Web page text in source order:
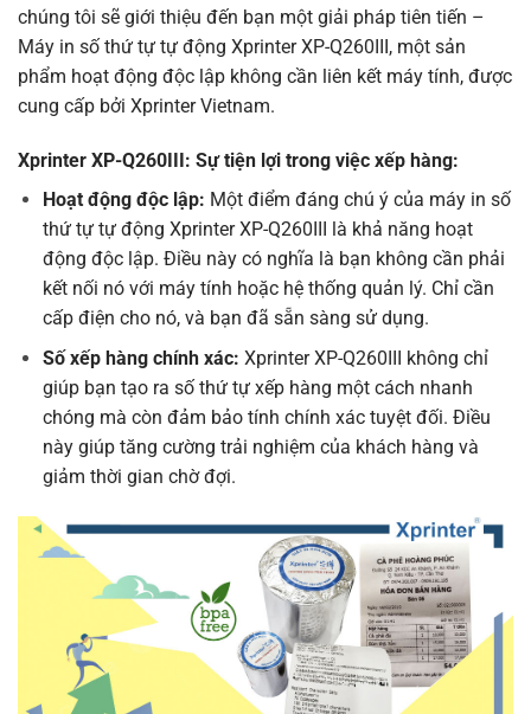
chúng tôi sẽ giới thiệu đến bạn một giải pháp tiên tiến –
Máy in số thứ tự tự động Xprinter XP-Q260III, một sản
phẩm hoạt động độc lập không cần liên kết máy tính, được
cung cấp bởi Xprinter Vietnam.
Xprinter XP-Q260III: Sự tiện lợi trong việc xếp hàng:
Hoạt động độc lập: Một điểm đáng chú ý của máy in số
thứ tự tự động Xprinter XP-Q260III là khả năng hoạt
động độc lập. Điều này có nghĩa là bạn không cần phải
kết nối nó với máy tính hoặc hệ thống quản lý. Chỉ cần
cấp điện cho nó, và bạn đã sẵn sàng sử dụng.
Số xếp hàng chính xác: Xprinter XP-Q260III không chỉ
giúp bạn tạo ra số thứ tự xếp hàng một cách nhanh
chóng mà còn đảm bảo tính chính xác tuyệt đối. Điều
này giúp tăng cường trải nghiệm của khách hàng và
giảm thời gian chờ đợi.